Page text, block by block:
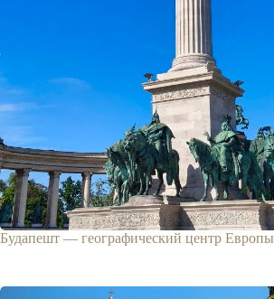
Будапешт — географический центр Европы